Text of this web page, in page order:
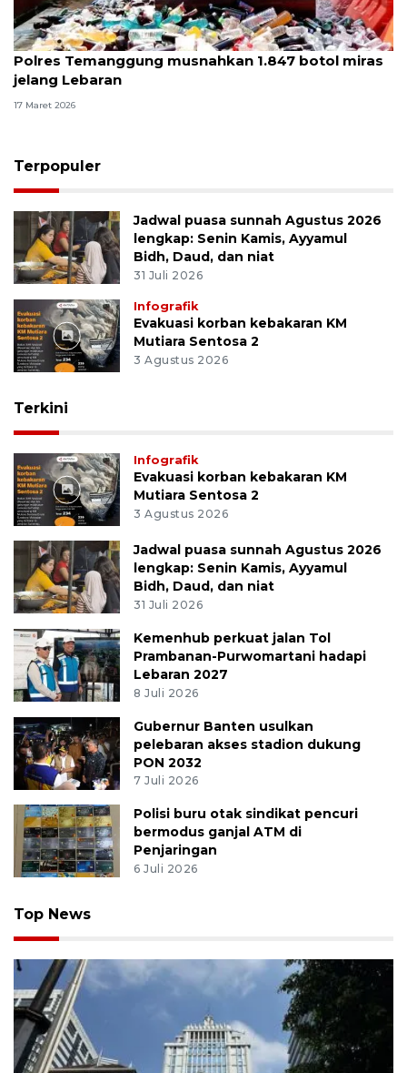
Polres Temanggung musnahkan 1.847 botol miras
jelang Lebaran
17 Maret 2026
Terpopuler
Jadwal puasa sunnah Agustus 2026
lengkap: Senin Kamis, Ayyamul
Bidh, Daud, dan niat
31 Juli 2026
Infografik
Evakuasi korban kebakaran KM
Mutiara Sentosa 2
3 Agustus 2026
Terkini
Infografik
Evakuasi korban kebakaran KM
Mutiara Sentosa 2
3 Agustus 2026
Jadwal puasa sunnah Agustus 2026
lengkap: Senin Kamis, Ayyamul
Bidh, Daud, dan niat
31 Juli 2026
Kemenhub perkuat jalan Tol
Prambanan-Purwomartani hadapi
Lebaran 2027
8 Juli 2026
Gubernur Banten usulkan
pelebaran akses stadion dukung
PON 2032
7 Juli 2026
Polisi buru otak sindikat pencuri
bermodus ganjal ATM di
Penjaringan
6 Juli 2026
Top News